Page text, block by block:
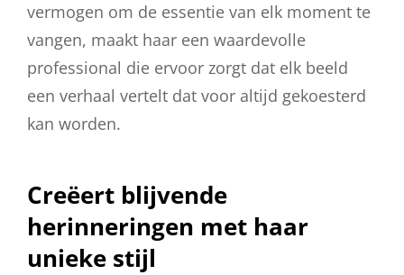
vermogen om de essentie van elk moment te
vangen, maakt haar een waardevolle
professional die ervoor zorgt dat elk beeld
een verhaal vertelt dat voor altijd gekoesterd
kan worden.
Creëert blijvende
herinneringen met haar
unieke stijl